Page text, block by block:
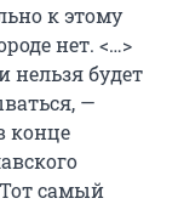
к этому
нет. <…>
нельзя будет
—
конце
самый